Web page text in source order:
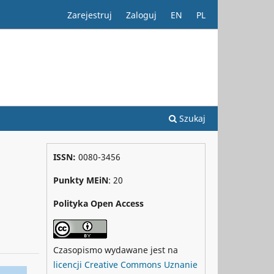
Szukaj
Zarejestruj Zaloguj EN PL
ISSN: 0080-3456
Punkty MEiN: 20
Polityka Open Access
Czasopismo wydawane jest na
licencji Creative Commons Uznanie